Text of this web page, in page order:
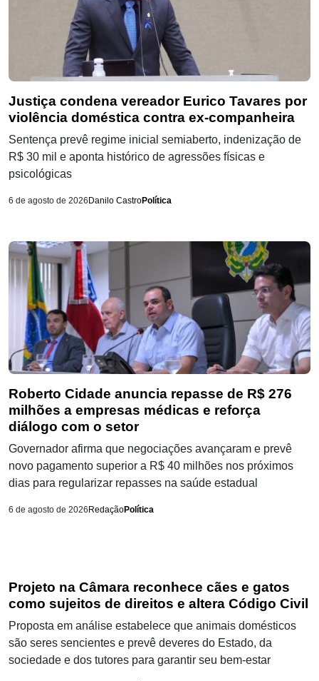
Justiça condena vereador Eurico Tavares por
violência doméstica contra ex-companheira
Sentença prevê regime inicial semiaberto, indenização de
R$ 30 mil e aponta histórico de agressões físicas e
psicológicas
6 de agosto de 2026 Danilo CastroPolítica
Roberto Cidade anuncia repasse de R$ 276
milhões a empresas médicas e reforça
diálogo com o setor
Governador afirma que negociações avançaram e prevê
novo pagamento superior a R$ 40 milhões nos próximos
dias para regularizar repasses na saúde estadual
6 de agosto de 2026 RedaçãoPolítica
Projeto na Câmara reconhece cães e gatos
como sujeitos de direitos e altera Código Civil
Proposta em análise estabelece que animais domésticos
são seres sencientes e prevê deveres do Estado, da
sociedade e dos tutores para garantir seu bem-estar